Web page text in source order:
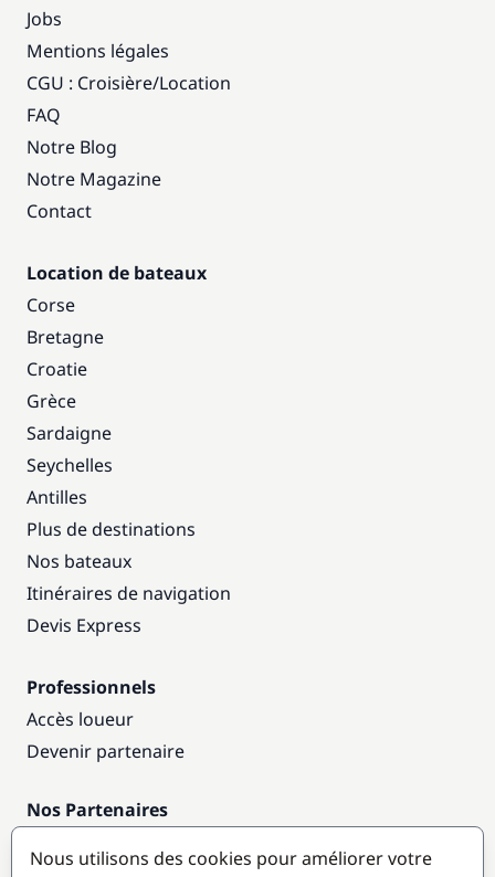
Jobs
Mentions légales
CGU : Croisière/Location
FAQ
Notre Blog
Notre Magazine
Contact
Location de bateaux
Corse
Bretagne
Croatie
Grèce
Sardaigne
Seychelles
Antilles
Plus de destinations
Nos bateaux
Itinéraires de navigation
Devis Express
Professionnels
Accès loueur
Devenir partenaire
Nos Partenaires
Nous utilisons des cookies pour améliorer votre